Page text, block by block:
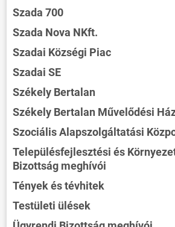
Szada 700
Szada Nova NKft.
Szadai Községi Piac
Szadai SE
Székely Bertalan
Székely Bertalan Művelődési
Szociális Alapszolgáltatási
Településfejlesztési és
Bizottság meghívói
Tények és tévhitek
Testületi ülések